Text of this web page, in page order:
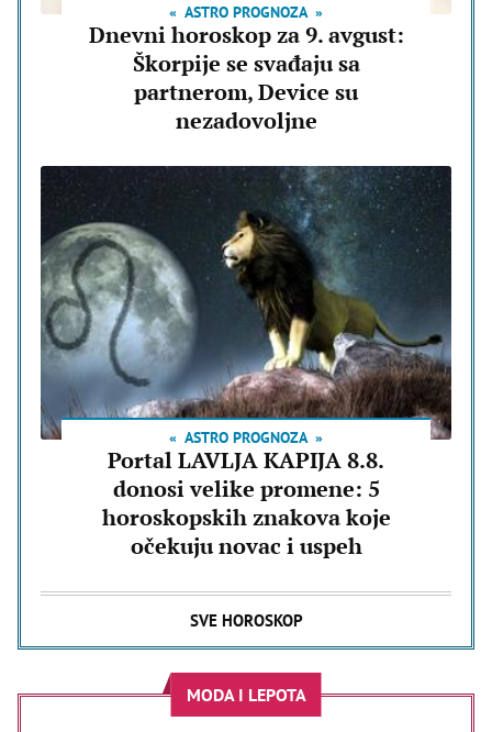
ASTRO PROGNOZA
Dnevni horoskop za 9. avgust:
Škorpije se svađaju sa
partnerom, Device su
nezadovoljne
ASTRO PROGNOZA
Portal LAVLJA KAPIJA 8.8.
donosi velike promene: 5
horoskopskih znakova koje
očekuju novac i uspeh
SVE HOROSKOP
MODA I LEPOTA